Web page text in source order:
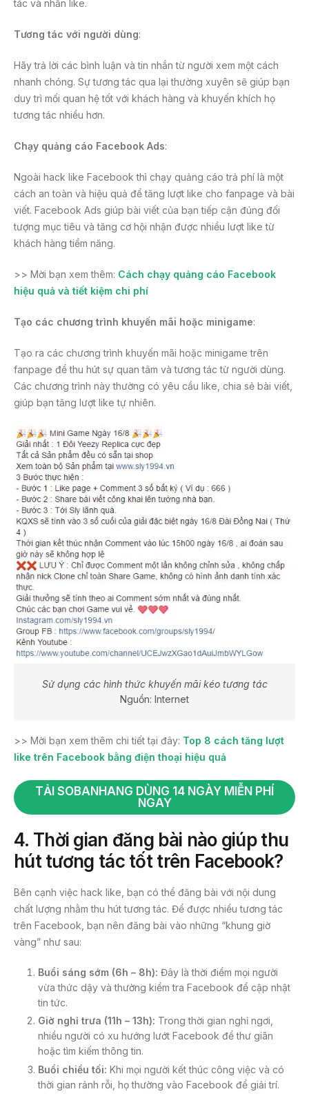
tác và nhấn like.
Tương tác với người dùng:
Hãy trả lời các bình luận và tin nhắn từ người xem một cách
nhanh chóng. Sự tương tác qua lại thường xuyên sẽ giúp bạn
duy trì mối quan hệ tốt với khách hàng và khuyến khích họ
tương tác nhiều hơn.
Chạy quảng cáo Facebook Ads:
Ngoài hack like Facebook thì chạy quảng cáo trả phí là một
cách an toàn và hiệu quả để tăng lượt like cho fanpage và bài
viết. Facebook Ads giúp bài viết của bạn tiếp cận đúng đối
tượng mục tiêu và tăng cơ hội nhận được nhiều lượt like từ
khách hàng tiềm năng.
>> Mời bạn xem thêm: Cách chạy quảng cáo Facebook
hiệu quả và tiết kiệm chi phí
Tạo các chương trình khuyến mãi hoặc minigame:
Tạo ra các chương trình khuyến mãi hoặc minigame trên
fanpage để thu hút sự quan tâm và tương tác từ người dùng.
Các chương trình này thường có yêu cầu like, chia sẻ bài viết,
giúp bạn tăng lượt like tự nhiên.
Sử dụng các hình thức khuyến mãi kéo tương tác
Nguồn: Internet
>> Mời bạn xem thêm chi tiết tại đây: Top 8 cách tăng lượt
like trên Facebook bằng điện thoại hiệu quả
TẢI SOBANHANG DÙNG 14 NGÀY MIỄN PHÍ
NGAY
4. Thời gian đăng bài nào giúp thu
hút tương tác tốt trên Facebook?
Bên cạnh việc hack like, bạn có thể đăng bài với nội dung
chất lượng nhằm thu hút tương tác. Để được nhiều tương tác
trên Facebook, bạn nên đăng bài vào những “khung giờ
vàng” như sau:
Buổi sáng sớm (6h – 8h): Đây là thời điểm mọi người
vừa thức dậy và thường kiểm tra Facebook để cập nhật
tin tức.
Giờ nghỉ trưa (11h – 13h): Trong thời gian nghỉ ngơi,
nhiều người có xu hướng lướt Facebook để thư giãn
hoặc tìm kiếm thông tin.
Buổi chiều tối: Khi mọi người kết thúc công việc và có
thời gian rảnh rỗi, họ thường vào Facebook để giải trí.